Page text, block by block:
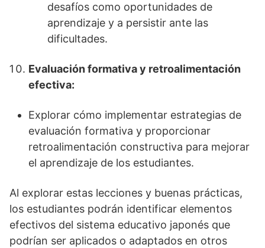
desafíos como oportunidades de
aprendizaje y a persistir ante las
dificultades.
Evaluación formativa y retroalimentación
efectiva:
Explorar cómo implementar estrategias de
evaluación formativa y proporcionar
retroalimentación constructiva para mejorar
el aprendizaje de los estudiantes.
Al explorar estas lecciones y buenas prácticas,
los estudiantes podrán identificar elementos
efectivos del sistema educativo japonés que
podrían ser aplicados o adaptados en otros